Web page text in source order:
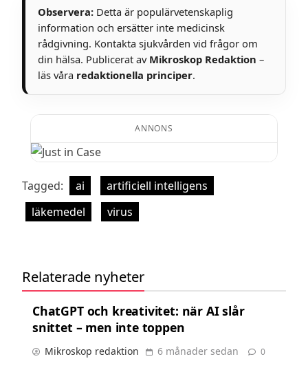
Observera: Detta är populärvetenskaplig
information och ersätter inte medicinsk
rådgivning. Kontakta sjukvården vid frågor om
din hälsa. Publicerat av Mikroskop Redaktion –
läs våra redaktionella principer.
ANNONS
Tagged: ai
artificiell intelligens
läkemedel
virus
Relaterade nyheter
ChatGPT och kreativitet: när AI slår
snittet – men inte toppen
Mikroskop redaktion 6 månader sedan 0